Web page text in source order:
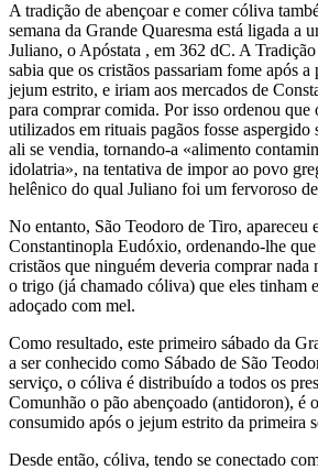
A tradição de abençoar e comer cóliva
semana da Grande Quaresma está ligada a
Juliano, o Apóstata , em 362 dC. A
sabia que os cristãos passariam fome após a
jejum estrito, e iriam aos mercados de
para comprar comida. Por isso ordenou que
utilizados em rituais pagãos fosse aspergido
ali se vendia, tornando-a «alimento
idolatria», na tentativa de impor ao povo
helênico do qual Juliano foi um fervoroso
No entanto, São Teodoro de Tiro, apareceu
Constantinopla Eudóxio, ordenando-lhe
cristãos que ninguém deveria comprar nada
o trigo (já chamado cóliva) que eles tinham
adoçado com mel.
Como resultado, este primeiro sábado da
a ser conhecido como Sábado de São
serviço, o cóliva é distribuído a todos os
Comunhão o pão abençoado (antidoron), é
consumido após o jejum estrito da primeira
Desde então, cóliva, tendo se conectado